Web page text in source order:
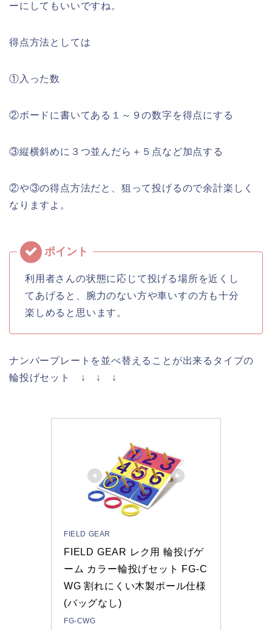
ーにしてもいいですね。
得点方法としては
①入った数
②ボードに書いてある１～９の数字を得点にする
③縦横斜めに３つ並んだら＋５点など加点する
②や③の得点方法だと、狙って投げるので余計楽しく
なりますよ。
利用者さんの状態に応じて投げる場所を近くし
てあげると、腕力のない方や車いすの方も十分
楽しめると思います。
ナンバープレートを並べ替えることが出来るタイプの
輪投げセット ↓ ↓ ↓
FIELD GEAR
FIELD GEAR レク用 輪投げゲ
ーム カラー輪投げセット FG-C
WG 割れにくい木製ポール仕様
(バッグなし)
FG-CWG